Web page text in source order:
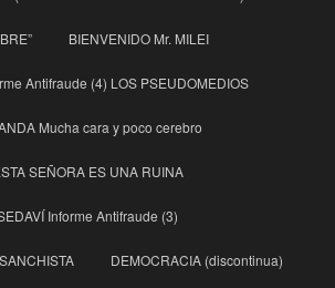
BIENVENIDO Mr. MILEI
Antifraude (4) LOS PSEUDOMEDIOS
Mucha cara y poco cerebro
SEÑORA ES UNA RUINA
Informe Antifraude (3)
DEMOCRACIA (discontinua)